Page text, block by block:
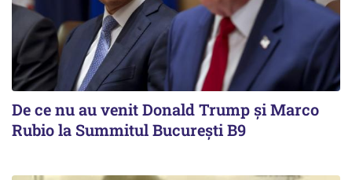
De ce nu au venit Donald Trump şi Marco
Rubio la Summitul Bucureşti B9